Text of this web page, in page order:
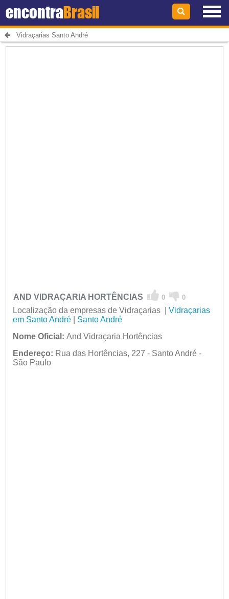
encontraBrasil
Vidraçarias Santo André
AND VIDRAÇARIA HORTÊNCIAS 0 0
Localização da empresas de Vidraçarias | Vidraçarias
em Santo André| Santo André
Nome Oficial: And Vidraçaria Hortências
Endereço: Rua das Hortências, 227 - Santo André -
São Paulo